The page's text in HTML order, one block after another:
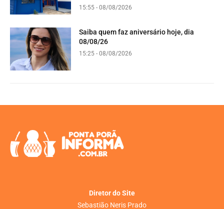
15:55 - 08/08/2026
Saiba quem faz aniversário hoje, dia
08/08/26
15:25 - 08/08/2026
Diretor do Site
Sebastião Neris Prado